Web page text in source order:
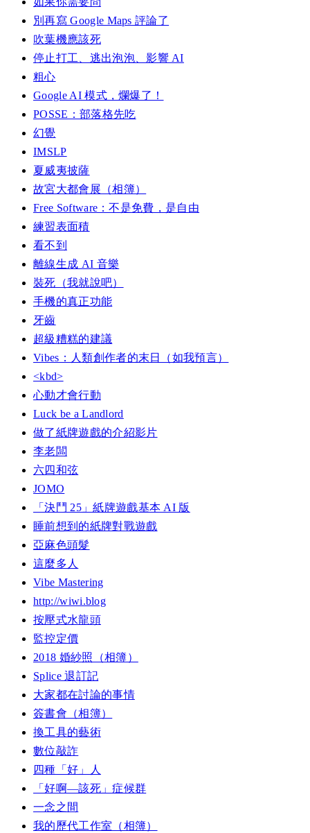
別再寫 Google Maps 評論了
吹葉機應該死
停止打工、逃出泡泡、影響 AI
粗心
Google AI 模式，爛爆了！
POSSE：部落格先吃
幻覺
IMSLP
夏威夷披薩
故宮大都會展（相簿）
Free Software：不是免費，是自由
練習表面積
看不到
離線生成 AI 音樂
裝死（我就說吧）
手機的真正功能
牙齒
超級糟糕的建議
Vibes：人類創作者的末日（如我預言）
<kbd>
心動才會行動
Luck be a Landlord
做了紙牌遊戲的介紹影片
李老闆
六四和弦
JOMO
「決鬥 25」紙牌遊戲基本 AI 版
睡前想到的紙牌對戰遊戲
亞麻色頭髮
這麼多人
Vibe Mastering
http://wiwi.blog
按壓式水龍頭
監控定價
2018 婚紗照（相簿）
Splice 退訂記
大家都在討論的事情
簽書會（相簿）
換工具的藝術
數位敲詐
四種「好」人
「好啊—該死」症候群
一念之間
我的歷代工作室（相簿）